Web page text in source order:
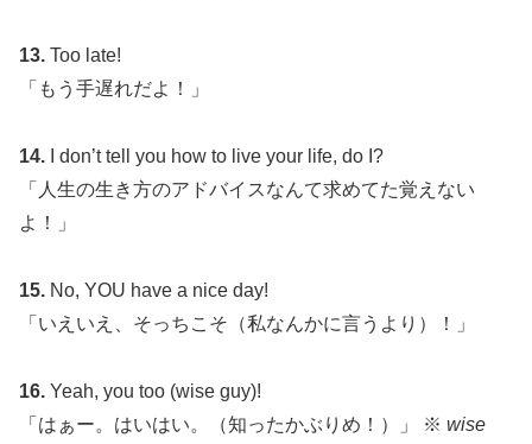
13. Too late!
「もう手遅れだよ！」
14. I don’t tell you how to live your life, do I?
「人生の生き方のアドバイスなんて求めてた覚えない
よ！」
15. No, YOU have a nice day!
「いえいえ、そっちこそ（私なんかに言うより）！」
16. Yeah, you too (wise guy)!
「はぁー。はいはい。（知ったかぶりめ！）」 ※ wise